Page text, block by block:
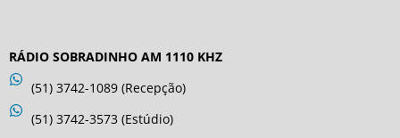
RÁDIO SOBRADINHO AM 1110 KHZ
(51) 3742-1089 (Recepção)
(51) 3742-3573 (Estúdio)